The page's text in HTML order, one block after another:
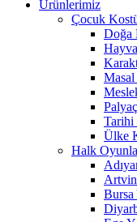
Ürünlerimiz
Çocuk
Doğa
Tarihi
Ülke
Halk
Bursa